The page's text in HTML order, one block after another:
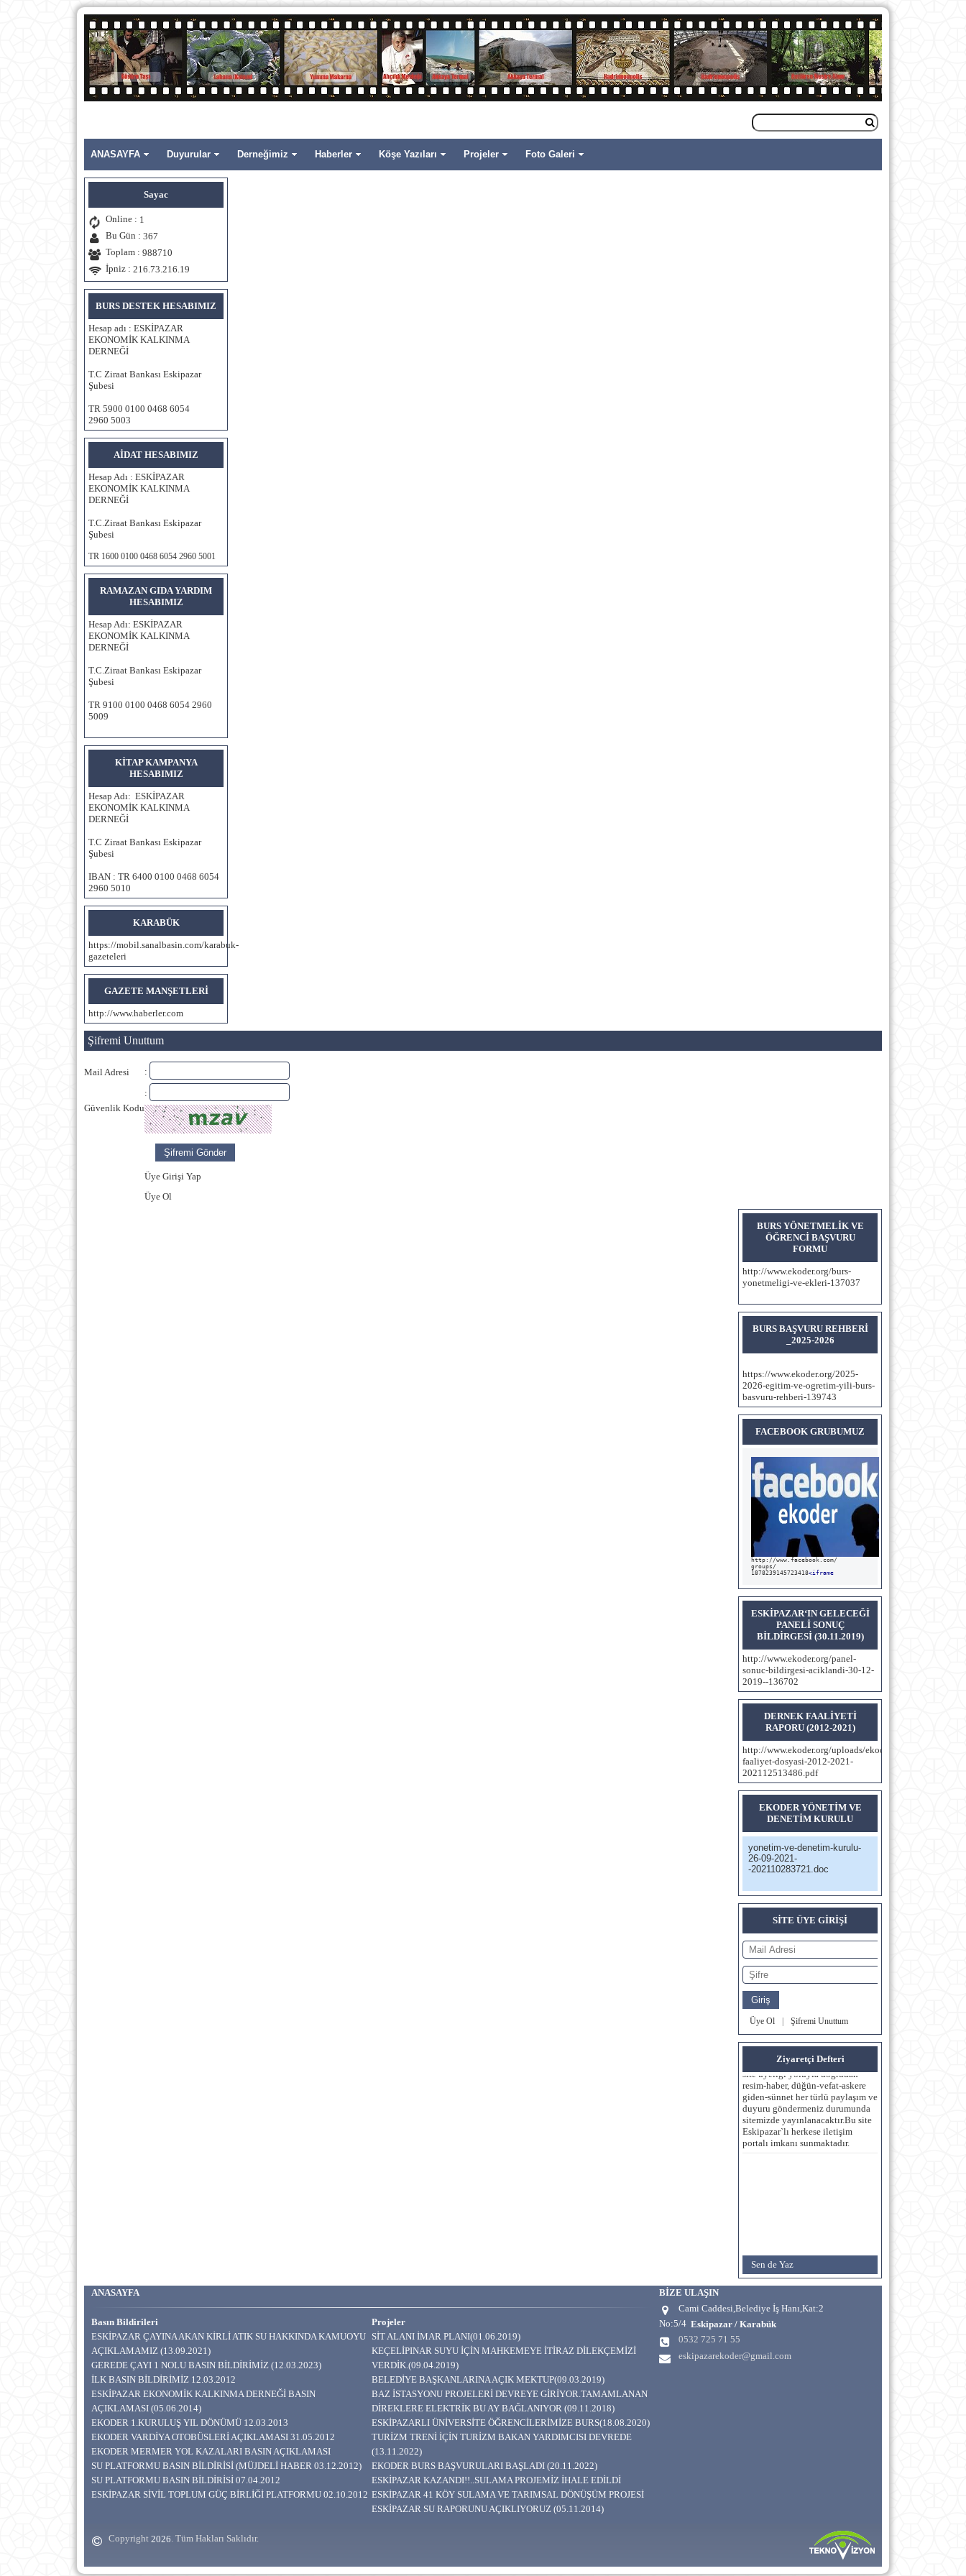
ANASAYFA Duyurular Derneğimiz Haberler Köşe Yazıları Projeler Foto Galeri
Sayac
Online : 1
Bu Gün : 367
Toplam : 988710
İpniz : 216.73.216.19
BURS DESTEK HESABIMIZ
Hesap adı : ESKİPAZAR
EKONOMİK KALKINMA
DERNEĞİ
T.C Ziraat Bankası Eskipazar
Şubesi
TR 5900 0100 0468 6054
2960 5003
AİDAT HESABIMIZ
Hesap Adı : ESKİPAZAR
EKONOMİK KALKINMA
DERNEĞİ
T.C.Ziraat Bankası Eskipazar
Şubesi
TR 1600 0100 0468 6054 2960 5001
RAMAZAN GIDA YARDIM
HESABIMIZ
Hesap Adı: ESKİPAZAR
EKONOMİK KALKINMA
DERNEĞİ
T.C.Ziraat Bankası Eskipazar
Şubesi
TR 9100 0100 0468 6054 2960
5009
KİTAP KAMPANYA
HESABIMIZ
Hesap Adı: ESKİPAZAR
EKONOMİK KALKINMA
DERNEĞİ
T.C Ziraat Bankası Eskipazar
Şubesi
IBAN : TR 6400 0100 0468 6054
2960 5010
KARABÜK
https://mobil.sanalbasin.com/karabuk-
gazeteleri
GAZETE MANŞETLERİ
http://www.haberler.com
Şifremi Unuttum
Mail Adresi :
Güvenlik Kodu
:
Üye Girişi Yap
Üye Ol
BURS YÖNETMELİK VE
ÖĞRENCİ BAŞVURU
FORMU
http://www.ekoder.org/burs-
yonetmeligi-ve-ekleri-137037
BURS BAŞVURU REHBERİ
_2025-2026
https://www.ekoder.org/2025-
2026-egitim-ve-ogretim-yili-burs-
basvuru-rehberi-139743
FACEBOOK GRUBUMUZ
http://www.facebook.com/
groups/
1878239145723418<iframe
ESKİPAZAR‘IN GELECEĞİ
PANELİ SONUÇ
BİLDİRGESİ (30.11.2019)
http://www.ekoder.org/panel-
sonuc-bildirgesi-aciklandi-30-12-
2019--136702
DERNEK FAALİYETİ
RAPORU (2012-2021)
http://www.ekoder.org/uploads/ekoder.org/dosya/dernek-
faaliyet-dosyasi-2012-2021-
202112513486.pdf
EKODER YÖNETİM VE
DENETİM KURULU
yonetim-ve-denetim-kurulu-
26-09-2021-
-202110283721.doc
SİTE ÜYE GİRİŞİ
Şifremi Unuttum
Üye Ol
Ziyaretçi Defteri
ZİYARETÇİ DEFTERİ
(ANKARA) - 02.11.2022 12:00:00
www.ekoder.org internet sitemiz
hepimizin kullanımına
site üyeliği yoluyla doğrudan
resim-haber, düğün-vefat-askere
giden-sünnet her türlü paylaşım ve
duyuru göndermeniz durumunda
sitemizde yayınlanacaktır.Bu site
Eskipazar`lı herkese iletişim
portalı imkanı sunmaktadır.
Sen de Yaz
ANASAYFA
Basın Bildirileri
ESKİPAZAR ÇAYINA AKAN KİRLİ ATIK SU HAKKINDA KAMUOYU
AÇIKLAMAMIZ (13.09.2021)
GEREDE ÇAYI 1 NOLU BASIN BİLDİRİMİZ (12.03.2023)
İLK BASIN BİLDİRİMİZ 12.03.2012
ESKİPAZAR EKONOMİK KALKINMA DERNEĞİ BASIN
AÇIKLAMASI (05.06.2014)
EKODER 1.KURULUŞ YIL DÖNÜMÜ 12.03.2013
EKODER VARDİYA OTOBÜSLERİ AÇIKLAMASI 31.05.2012
EKODER MERMER YOL KAZALARI BASIN AÇIKLAMASI
SU PLATFORMU BASIN BİLDİRİSİ (MÜJDELİ HABER 03.12.2012)
SU PLATFORMU BASIN BİLDİRİSİ 07.04.2012
ESKİPAZAR SİVİL TOPLUM GÜÇ BİRLİĞİ PLATFORMU 02.10.2012
Projeler
SİT ALANI İMAR PLANI(01.06.2019)
KEÇELİPINAR SUYU İÇİN MAHKEMEYE İTİRAZ DİLEKÇEMİZİ
VERDİK.(09.04.2019)
BELEDİYE BAŞKANLARINA AÇIK MEKTUP(09.03.2019)
BAZ İSTASYONU PROJELERİ DEVREYE GİRİYOR.TAMAMLANAN
DİREKLERE ELEKTRİK BU AY BAĞLANIYOR (09.11.2018)
ESKİPAZARLI ÜNİVERSİTE ÖĞRENCİLERİMİZE BURS(18.08.2020)
TURİZM TRENİ İÇİN TURİZM BAKAN YARDIMCISI DEVREDE
(13.11.2022)
EKODER BURS BAŞVURULARI BAŞLADI (20.11.2022)
ESKİPAZAR KAZANDI!!..SULAMA PROJEMİZ İHALE EDİLDİ
ESKİPAZAR 41 KÖY SULAMA VE TARIMSAL DÖNÜŞÜM PROJESİ
ESKİPAZAR SU RAPORUNU AÇIKLIYORUZ (05.11.2014)
BİZE ULAŞIN
Cami Caddesi,Belediye İş Hanı,Kat:2
No:5/4 Eskipazar / Karabük
0532 725 71 55
eskipazarekoder@gmail.com
Copyright 2026 . Tüm Hakları Saklıdır.